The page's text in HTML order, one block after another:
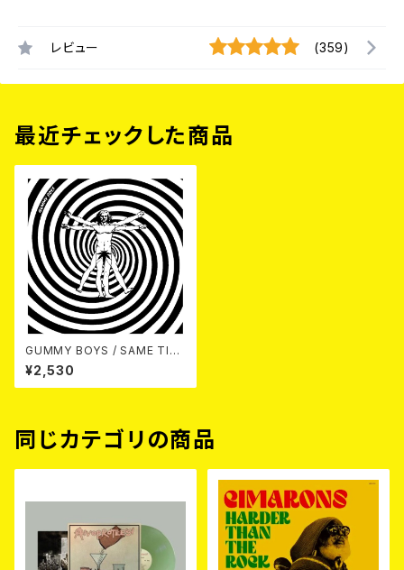
レビュー (359)
最近チェックした商品
GUMMY BOYS / SAME TITL
E 12"
¥2,530
同じカテゴリの商品